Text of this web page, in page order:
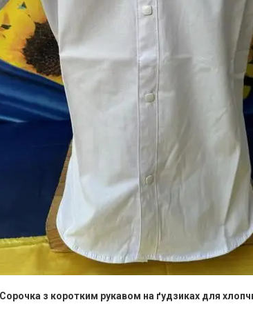
Сорочка з коротким рукавом на ґудзиках для